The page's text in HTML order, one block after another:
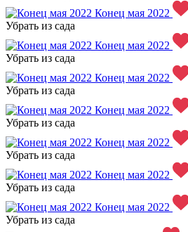
Конец мая 2022
Убрать из сада
Конец мая 2022
Убрать из сада
Конец мая 2022
Убрать из сада
Конец мая 2022
Убрать из сада
Конец мая 2022
Убрать из сада
Конец мая 2022
Убрать из сада
Конец мая 2022
Убрать из сада